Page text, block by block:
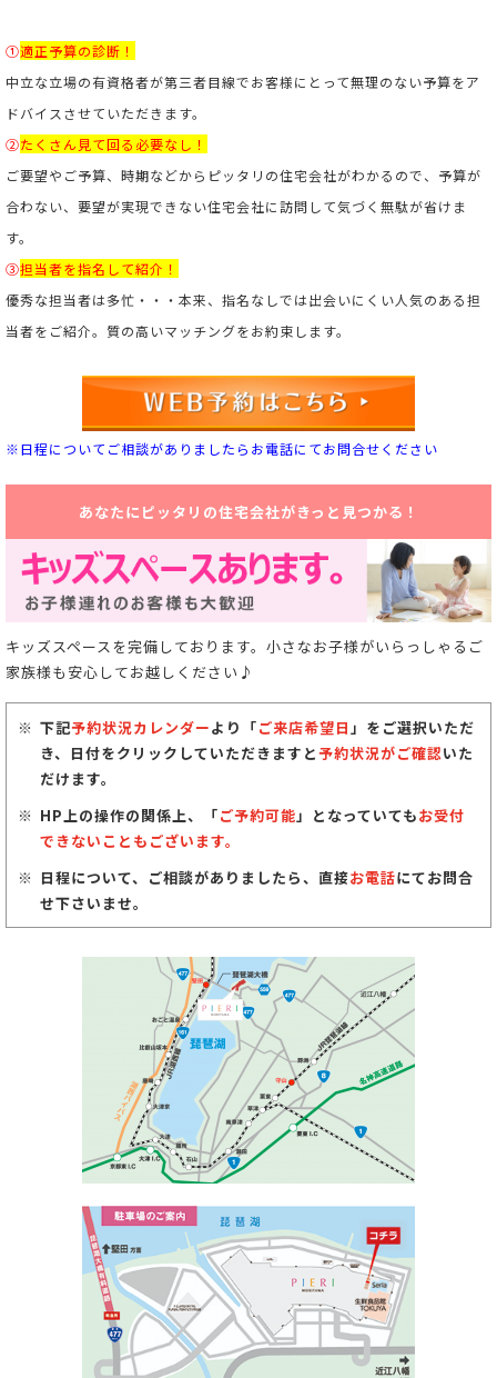
①適正予算の診断！
中立な立場の有資格者が第三者目線でお客様にとって無理のない予算をア
ドバイスさせていただきます。
②たくさん見て回る必要なし！
ご要望やご予算、時期などからピッタリの住宅会社がわかるので、予算が
合わない、要望が実現できない住宅会社に訪問して気づく無駄が省けま
す。
③担当者を指名して紹介！
優秀な担当者は多忙・・・本来、指名なしでは出会いにくい人気のある担
当者をご紹介。 質の高いマッチングをお約束します。
※日程についてご相談がありましたらお電話にてお問合せください
あなたにピッタリの住宅会社がきっと見つかる！
キッズスペースを完備しております。小さなお子様がいらっしゃるご
家族様も安心してお越しください♪
下記予約状況カレンダーより「ご来店希望日 」をご選択いただ
き、日付をクリックしていただきますと予約状況がご確認いた
だけます。
HP上の操作の関係上、「ご予約可能 」となっていてもお受付
できないこともございます。
日程について、ご相談がありましたら、直接お電話にてお問合
せ下さいませ。